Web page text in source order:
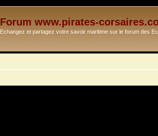
Forum www.pirates-
Echangez et partagez votre savoir maritime sur le forum des